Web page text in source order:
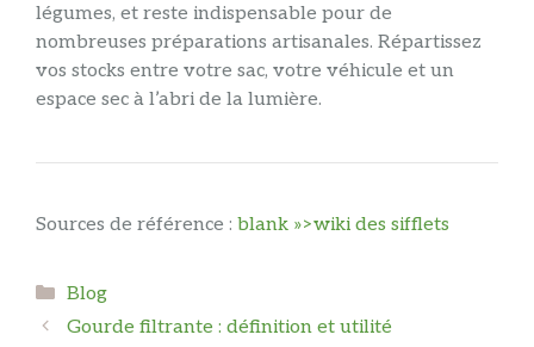
légumes, et reste indispensable pour de
nombreuses préparations artisanales. Répartissez
vos stocks entre votre sac, votre véhicule et un
espace sec à l’abri de la lumière.
Sources de référence : blank »>wiki des sifflets
Catégories
Blog
Gourde filtrante : définition et utilité